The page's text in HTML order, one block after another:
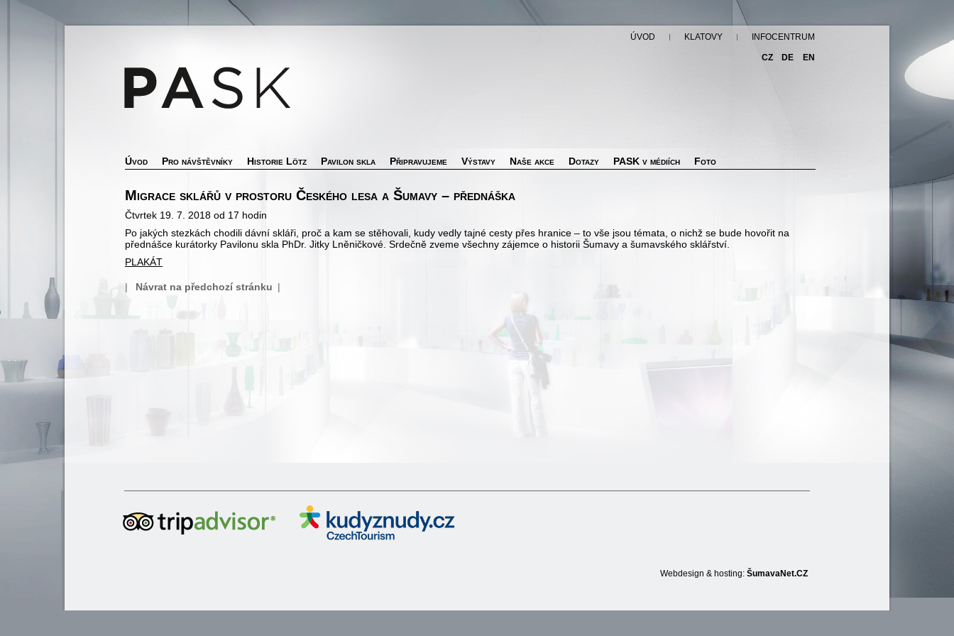
CZ DE EN
ÚVOD KLATOVY INFOCENTRUM
Úvod Pro návštěvníky Historie Lötz Pavilon skla Připravujeme Výstavy Naše akce Dotazy PASK v médiích Foto
Migrace sklářů v prostoru Českého lesa a Šumavy – přednáška
Čtvrtek 19. 7. 2018 od 17 hodin
Po jakých stezkách chodili dávní skláři, proč a kam se stěhovali, kudy vedly tajné cesty přes hranice – to vše jsou témata, o nichž se bude hovořit na
přednášce kurátorky Pavilonu skla PhDr. Jitky Lněničkové. Srdečně zveme všechny zájemce o historii Šumavy a šumavského sklářství.
PLAKÁT
| Návrat na předchozí stránku |
Webdesign & hosting: ŠumavaNet.CZ